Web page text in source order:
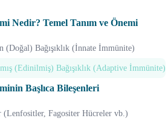
Nedir? Temel Tanım ve Önemi
(Doğal) Bağışıklık (İnnate İmmünite)
(Edinilmiş) Bağışıklık (Adaptive İmmünite)
Başlıca Bileşenleri
(Lenfositler, Fagositer Hücreler vb.)